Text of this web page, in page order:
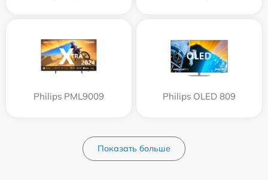
Philips PML9009 Philips OLED 809
Показать больше